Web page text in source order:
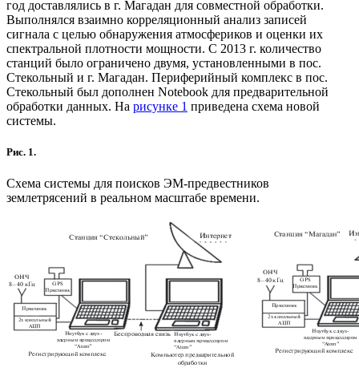
год доставлялись в г. Магадан для совместной обработки.
Выполнялся взаимно корреляционный анализ записей
сигнала с целью обнаружения атмосфериков и оценки их
спектральной плотности мощности. С 2013 г. количество
станций было ограничено двумя, установленными в пос.
Стекольный и г. Магадан. Периферийный комплекс в пос.
Стекольный был дополнен Notebook для предварительной
обработки данных. На рисунке 1 приведена схема новой
системы.
Рис. 1.
Схема системы для поисков ЭМ-предвестников
землетрясений в реальном масштабе времени.